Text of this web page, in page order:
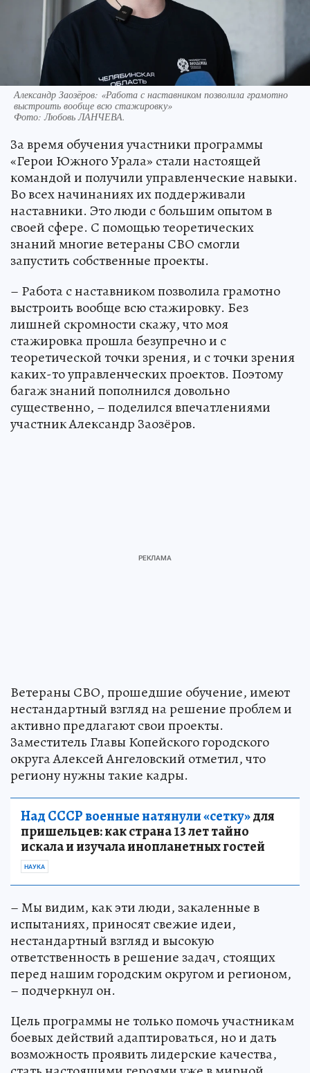
Александр Заозёров: «Работа с наставником позволила грамотно
выстроить вообще всю стажировку»
Фото:Любовь ЛАНЧЕВА.
За время обучения участники программы
«Герои Южного Урала» стали настоящей
командой и получили управленческие навыки.
Во всех начинаниях их поддерживали
наставники. Это люди с большим опытом в
своей сфере. С помощью теоретических
знаний многие ветераны СВО смогли
запустить собственные проекты.
– Работа с наставником позволила грамотно
выстроить вообще всю стажировку. Без
лишней скромности скажу, что моя
стажировка прошла безупречно и с
теоретической точки зрения, и с точки зрения
каких-то управленческих проектов. Поэтому
багаж знаний пополнился довольно
существенно, – поделился впечатлениями
участник Александр Заозёров.
Ветераны СВО, прошедшие обучение, имеют
нестандартный взгляд на решение проблем и
активно предлагают свои проекты.
Заместитель Главы Копейского городского
округа Алексей Ангеловский отметил, что
региону нужны такие кадры.
Над СССР военные натянули «сетку»для
пришельцев: как страна 13 лет тайно
искала и изучала инопланетных гостей
НАУКА
– Мы видим, как эти люди, закаленные в
испытаниях, приносят свежие идеи,
нестандартный взгляд и высокую
ответственность в решение задач, стоящих
перед нашим городским округом и регионом,
– подчеркнул он.
Цель программы не только помочь участникам
боевых действий адаптироваться, но и дать
возможность проявить лидерские качества,